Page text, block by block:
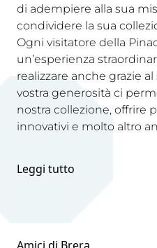
di adempiere alla sua
condividere la sua
Ogni visitatore della
un’esperienza
realizzare anche grazie
vostra generosità ci
nostra collezione, offrire
innovativi e molto altro
Leggi tutto